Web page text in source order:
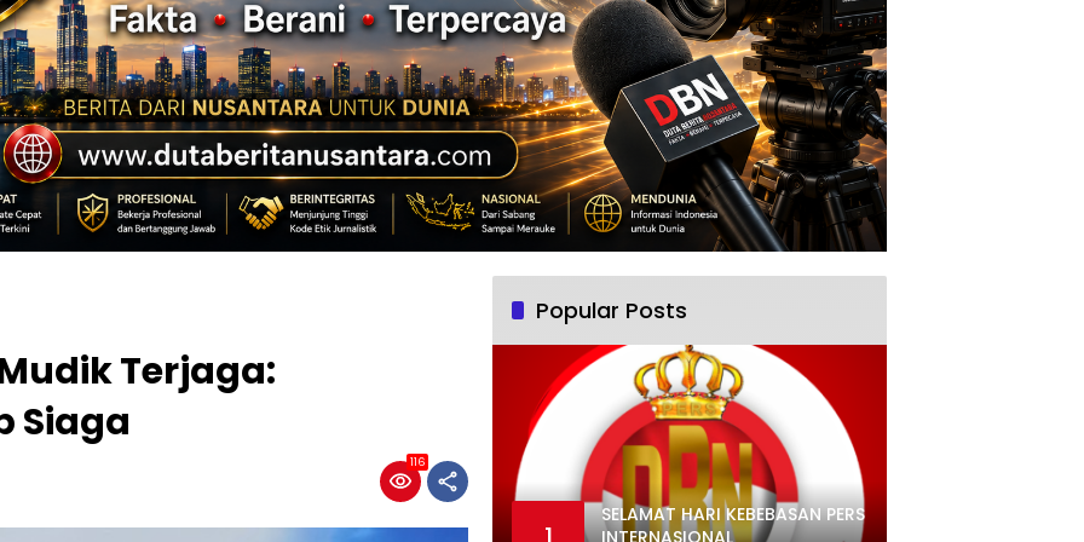
Terjaga:
Siaga
116
Popular Posts
SELAMAT HARI KEBEBASAN PERS